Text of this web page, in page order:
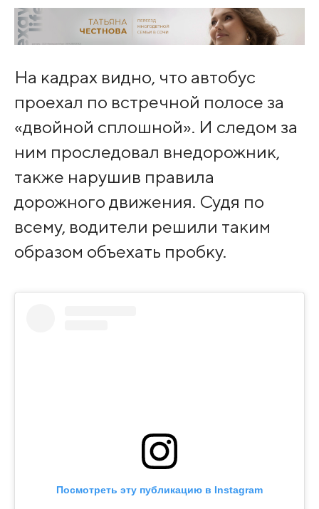
На кадрах видно, что автобус
проехал по встречной полосе за
«двойной сплошной». И следом за
ним проследовал внедорожник,
также нарушив правила
дорожного движения. Судя по
всему, водители решили таким
образом объехать пробку.
Посмотреть эту публикацию в Instagram